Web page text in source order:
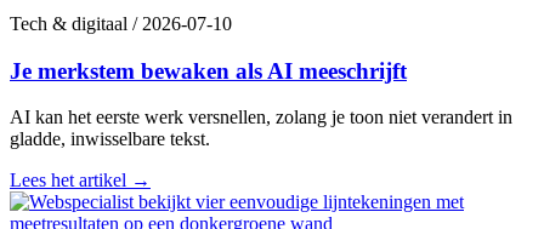
Tech & digitaal /2026-07-10
Je merkstem bewaken als AI meeschrijft
AI kan het eerste werk versnellen, zolang je toon niet verandert in
gladde, inwisselbare tekst.
Lees het artikel →